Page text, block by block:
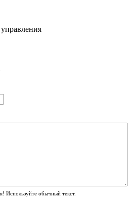
Используйте обычный текст.